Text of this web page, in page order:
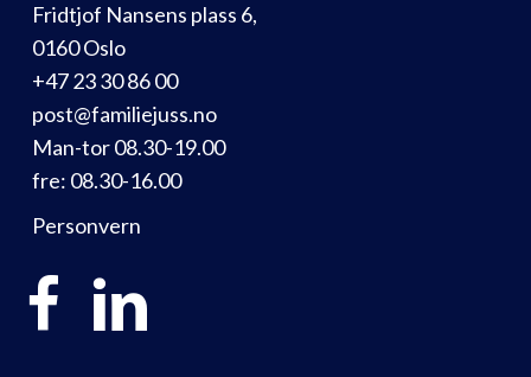
Fridtjof Nansens plass 6,
0160 Oslo
+47 23 30 86 00
post@familiejuss.no
Man-tor 08.30-19.00
fre: 08.30-16.00
Personvern